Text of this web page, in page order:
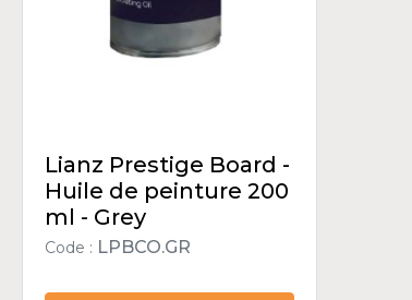
Lianz Prestige Board -
Huile de peinture 200
ml - Grey
Code : LPBCO.GR